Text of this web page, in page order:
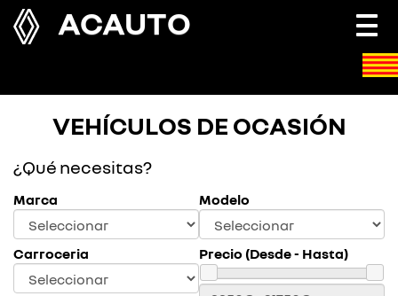
ACAUTO
VEHÍCULOS DE OCASIÓN
¿Qué necesitas?
Marca Modelo
Carroceria Precio (Desde - Hasta)